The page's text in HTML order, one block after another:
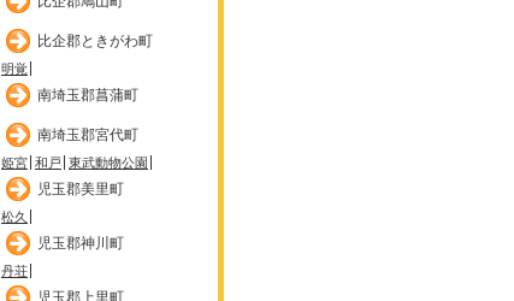
比企郡ときがわ町
明覚
南埼玉郡菖蒲町
南埼玉郡宮代町
姫宮 和戸 東武動物公園
児玉郡美里町
松久
児玉郡神川町
丹荘
児玉郡上里町